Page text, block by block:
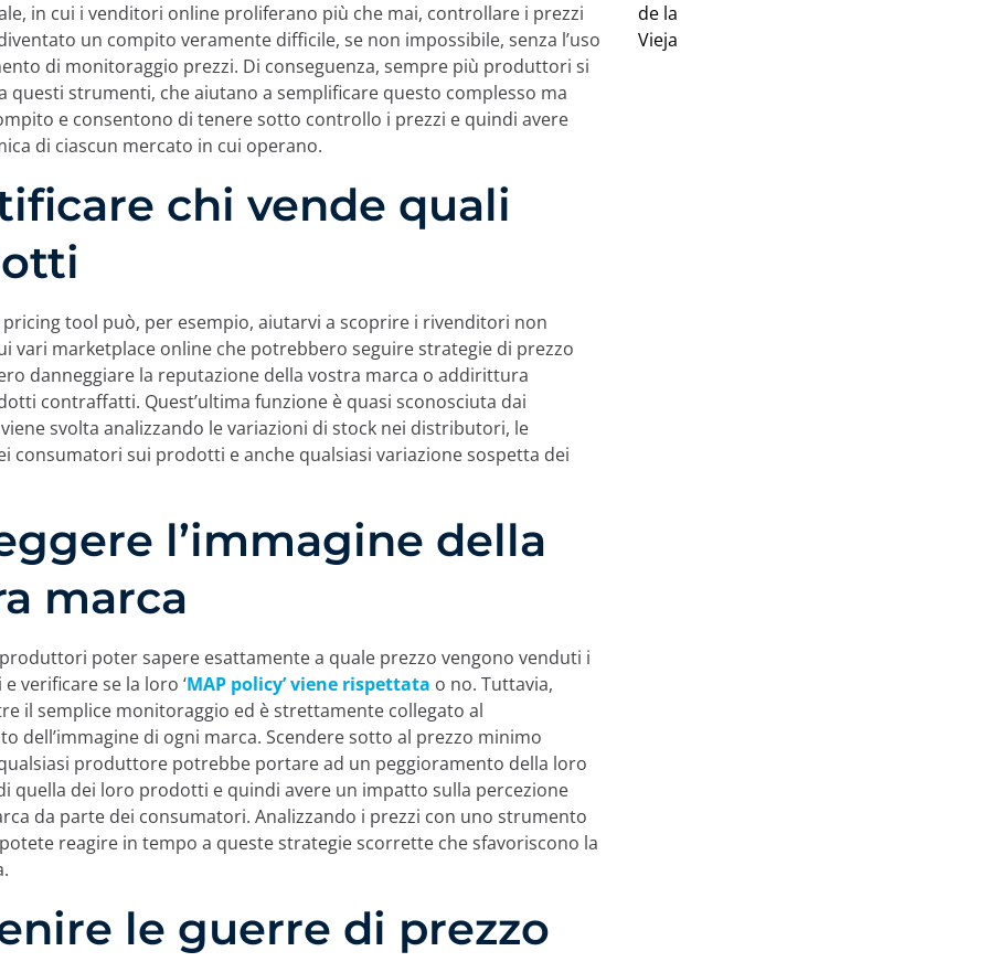
in cui i venditori online proliferano più che mai, controllare i prezzi
un compito veramente difficile, se non impossibile, senza l’uso
di monitoraggio prezzi. Di conseguenza, sempre più produttori si
questi strumenti, che aiutano a semplificare questo complesso ma
e consentono di tenere sotto controllo i prezzi e quindi avere
di ciascun mercato in cui operano.
chi vende quali
tool può, per esempio, aiutarvi a scoprire i rivenditori non
vari marketplace online che potrebbero seguire strategie di prezzo
danneggiare la reputazione della vostra marca o addirittura
contraffatti. Quest’ultima funzione è quasi sconosciuta dai
svolta analizzando le variazioni di stock nei distributori, le
consumatori sui prodotti e anche qualsiasi variazione sospetta dei
l’immagine della
marca
poter sapere esattamente a quale prezzo vengono venduti i
verificare se la loro ‘MAP policy’ viene rispettata o no. Tuttavia,
il semplice monitoraggio ed è strettamente collegato al
dell’immagine di ogni marca. Scendere sotto al prezzo minimo
produttore potrebbe portare ad un peggioramento della loro
quella dei loro prodotti e quindi avere un impatto sulla percezione
da parte dei consumatori. Analizzando i prezzi con uno strumento
reagire in tempo a queste strategie scorrette che sfavoriscono la
le guerre di prezzo